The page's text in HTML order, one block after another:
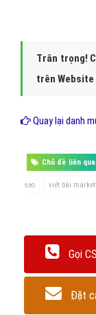
Trân trọng!
trên
Quay lại danh
Chủ đề liên
seo viết bài
Gọi
Đặt